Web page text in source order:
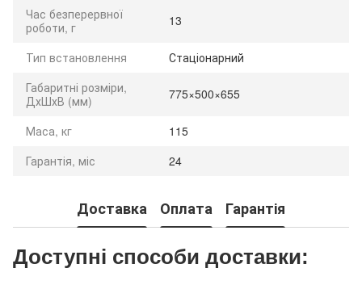
Час безперервної
роботи, г
13
Тип встановлення
Стаціонарний
Габаритні розміри,
ДхШхВ (мм)
775×500×655
Маса, кг
115
Гарантія, міс
24
Доставка Оплата Гарантія
Доступні способи доставки: